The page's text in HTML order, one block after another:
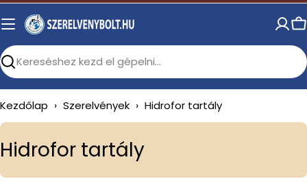
Skip
to
Search
Kezdőlap › Szerelvények › Hidrofor tartály
C
o
Hidrofor tartály